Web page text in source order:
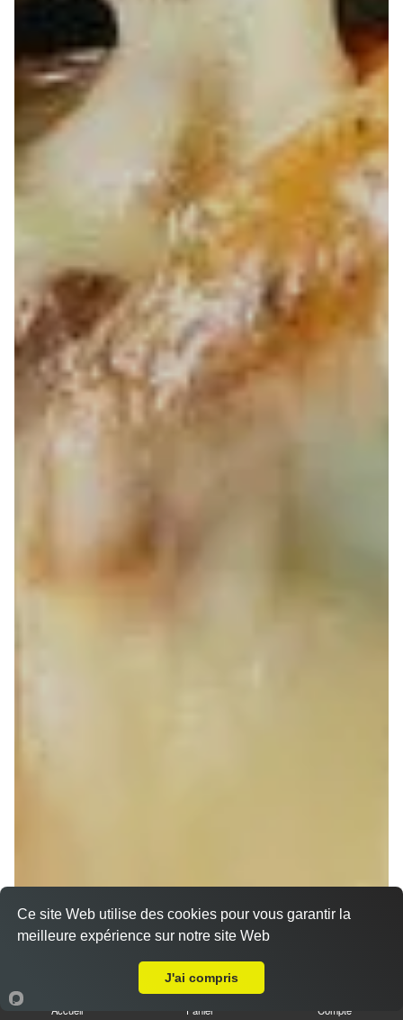
Sandwich döner poulet
Accueil Panier Compte
Ce site Web utilise des cookies pour vous garantir la
meilleure expérience sur notre site Web
J'ai compris